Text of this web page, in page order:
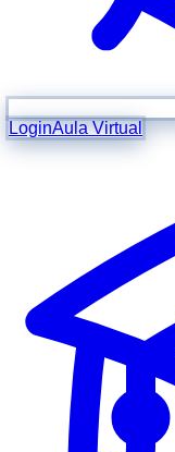
LoginAula Virtual